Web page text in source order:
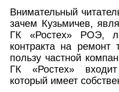
Внимательный
зачем Кузьмичев,
ГК «Ростех» РОЭ,
контракта на
пользу частной
ГК «Ростех»
который имеет